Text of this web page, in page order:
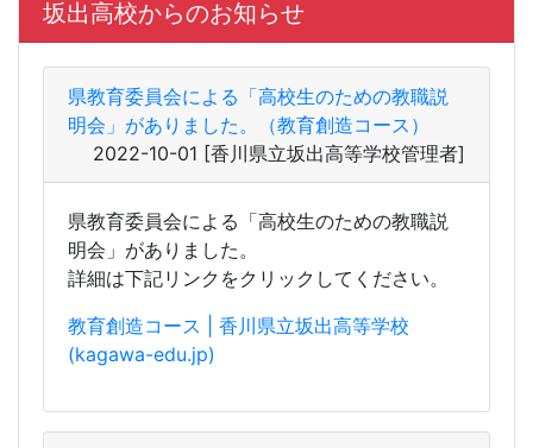
明会」がありました。（教育創造コース）
2022-10-01[香川県立坂出高等学校管理者]
県教育委員会による「高校生のための教職説
明会」がありました。
詳細は下記リンクをクリックしてください。
教育創造コース | 香川県立坂出高等学校
(kagawa-edu.jp)
香川大学教育学部附属坂出中学校で支援活動
ス）
2022-09-28[香川県立坂出高等学校管理者]